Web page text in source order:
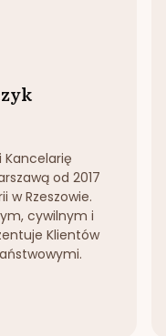
Kancelarię
od 2017
w Rzeszowie.
cywilnym i
Klientów